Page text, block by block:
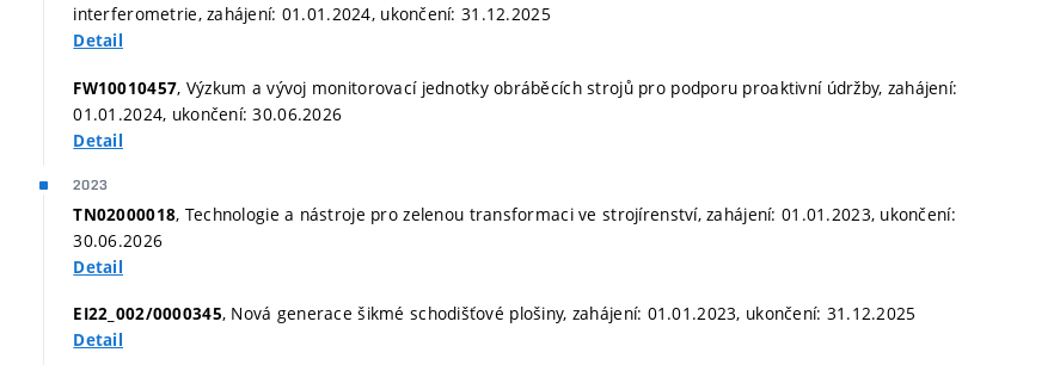
interferometrie, zahájení: 01.01.2024, ukončení: 31.12.2025
Detail
FW10010457, Výzkum a vývoj monitorovací jednotky obráběcích strojů pro podporu proaktivní údržby, zahájení:
01.01.2024, ukončení: 30.06.2026
Detail
2023
TN02000018, Technologie a nástroje pro zelenou transformaci ve strojírenství, zahájení: 01.01.2023, ukončení:
30.06.2026
Detail
EI22_002/0000345, Nová generace šikmé schodišťové plošiny, zahájení: 01.01.2023, ukončení: 31.12.2025
Detail